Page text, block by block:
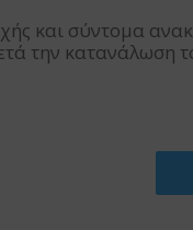
και σύντομα
την κατανάλωση